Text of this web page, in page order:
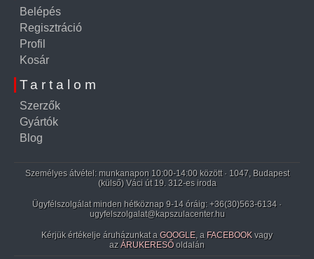
Belépés
Regisztráció
Profil
Kosár
Tartalom
Szerzők
Gyártók
Blog
Személyes átvétel: munkanapon 10:00-14:00 között · 1047, Budapest
(külső) Váci út 19. 312-es iroda
Ügyfélszolgálat minden hétköznap 9-14 óráig: +36(30)563-6134 ·
ugyfelszolgalat@kapszulacenter.hu
Kérjük értékelje áruházunkat a GOOGLE, a FACEBOOK vagy
az ÁRUKERESŐ oldalán